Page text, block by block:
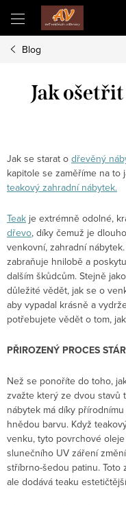
obsah
Blog
Jak
Jak se starat o dřevěný
kapitole se zaměříme na
teakový zahradní nábytek.
Teak je extrémně odolné,
dřevo, díky čemuž je
venkovní, zahradní
zabraňuje hnilobě a
dalším škůdcům. Stejně
důležité vědět, jak se o
aby vypadal krásně a
potřebujete vědět o tom,
PŘIROZENÝ PROCES
Než se ponoříte do toho,
zvažte který ze dvou stavů
nábytek má díky
hnědou barvu. Když
venku, tyto povrchové
slunečního UV záření
stříbrno-šedou patinu. Toto
ale dodává teaku